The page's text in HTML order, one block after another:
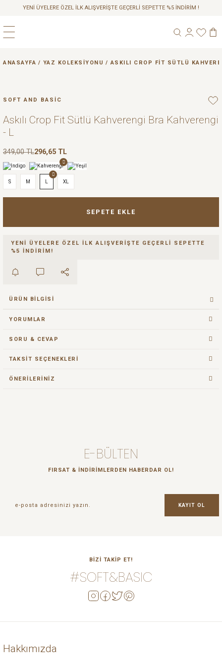
YENİ ÜYELERE ÖZEL İLK ALIŞVERİŞTE GEÇERLİ SEPETTE %5 İNDİRİM !
Geri Dön
Geri Dön
Geri Dön
ANASAYFA YAZ KOLEKSIYONU ASKILI CROP FIT SÜTLÜ
SOFT AND BASİC
Askılı Crop Fit Sütlü Kahverengi Bra Kahverengi
- L
349,00 TL296,65 TL
S M L XL
SEPETE EKLE
YENİ ÜYELERE ÖZEL İLK ALIŞVERİŞTE GEÇERLİ SEPETTE
%5 İNDİRİM!
ÜRÜN BILGISI
YORUMLAR
SORU & CEVAP
TAKSIT SEÇENEKLERI
ÖNERILERINIZ
E-BÜLTEN
FIRSAT & İNDİRİMLERDEN HABERDAR OL!
KAYIT OL
BİZİ TAKİP ET!
#SOFT&BASIC
Hakkımızda